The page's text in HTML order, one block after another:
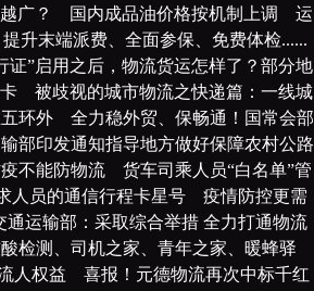
越广？
国内成品油价格按机制上调 运
提升末端派费、全面参保、免费体检......
证”启用之后，物流货运怎样了？部分地
卡 被歧视的城市物流之快递篇：一线城
五环外 全力稳外贸、保畅通！国常会部
部印发通知指导地方做好保障农村公路
疫不能防物流 货车司乘人员“白名单”管
人员的通信行程卡星号 疫情防控更需
通运输部：采取综合举措 全力打通物流
检测、司机之家、青年之家、暖蜂驿
人权益 喜报！元德物流再次中标千红